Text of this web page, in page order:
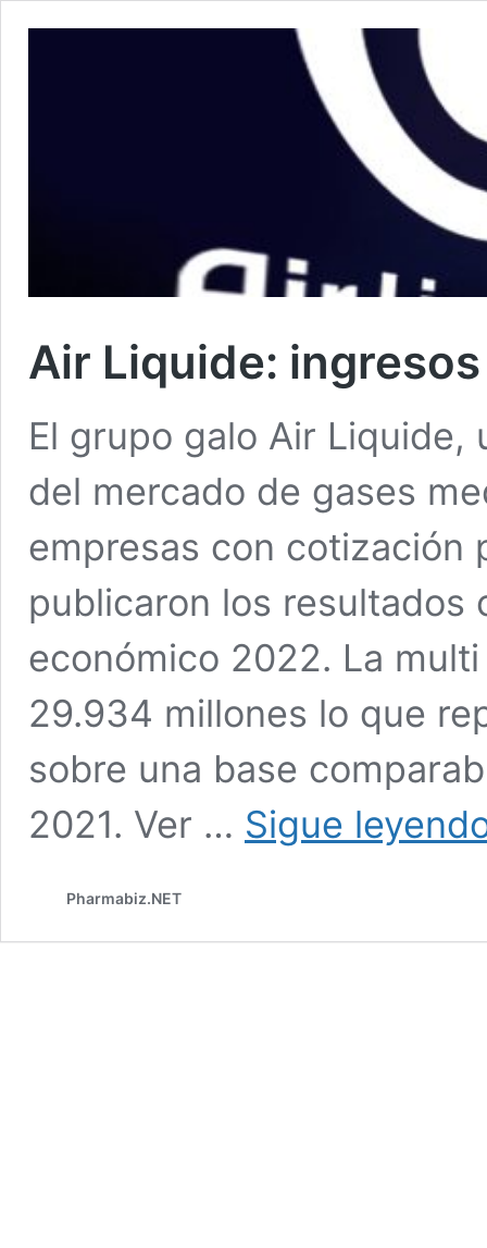
Air Liquide:
El grupo galo Air
del mercado de gases
empresas con cotización
publicaron los resultados
económico 2022. La
29.934 millones lo que
sobre una base
2021. Ver … Sigue
Pharmabiz.NET